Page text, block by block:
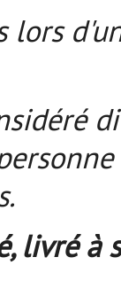
lors
livré